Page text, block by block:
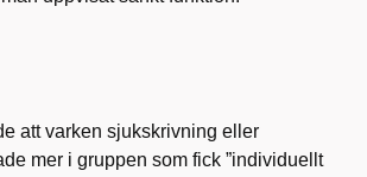
att varken sjukskrivning eller
mer i gruppen som fick ”individuellt